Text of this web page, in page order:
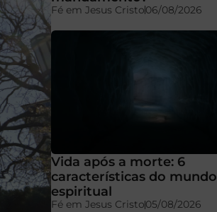
Fé em Jesus Cristo06/08/2026
Vida após a morte: 6
características do mundo
espiritual
Fé em Jesus Cristo05/08/2026